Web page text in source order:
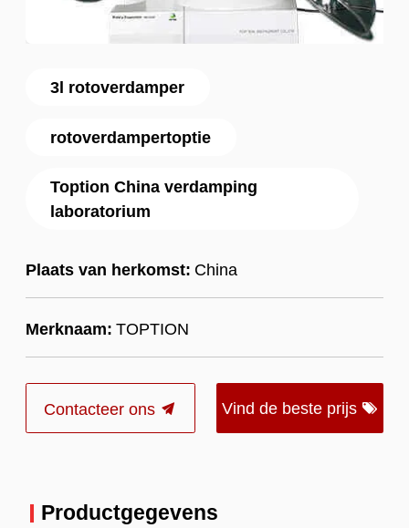
3l rotoverdamper
rotoverdampertoptie
Toption China verdamping
laboratorium
Plaats van herkomst: China
Merknaam: TOPTION
Contacteer ons Vind de beste prijs
Productgegevens